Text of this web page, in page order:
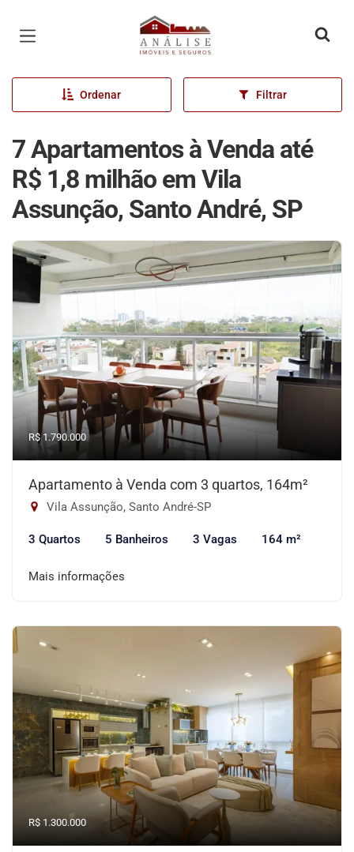
Página inicial
Ordenar Filtrar
7 Apartamentos à Venda até
R$ 1,8 milhão em Vila
Assunção, Santo André, SP
R$ 1.790.000
Apartamento à Venda com 3 quartos, 164m²
Vila Assunção, Santo André-SP
3 Quartos 5 Banheiros 3 Vagas 164 m²
Mais informações
R$ 1.300.000